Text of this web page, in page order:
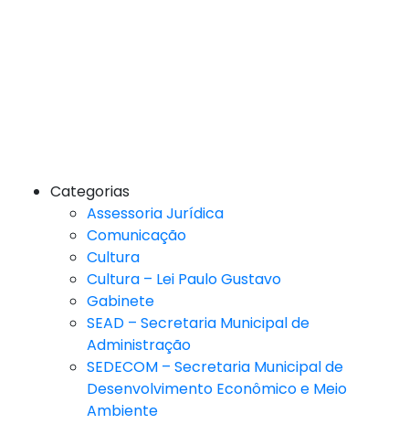
Categorias
Assessoria Jurídica
Comunicação
Cultura
Cultura – Lei Paulo Gustavo
Gabinete
SEAD – Secretaria Municipal de
Administração
SEDECOM – Secretaria Municipal de
Desenvolvimento Econômico e Meio
Ambiente